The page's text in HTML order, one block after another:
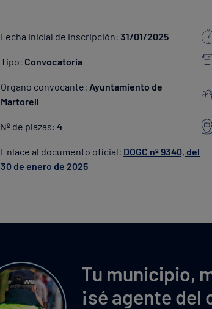
Fecha inicial de inscripción: 31/01/2025
Tipo: Convocatoria
Organo convocante: Ayuntamiento de
Martorell
Nº de plazas: 4
Enlace al documento oficial: DOGC nº 9340, del
30 de enero de 2025
Tu municipio,
¡sé agente del